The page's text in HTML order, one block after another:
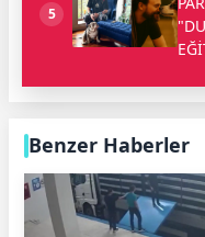
5
Benzer Haberler